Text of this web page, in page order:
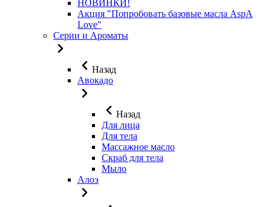
НОВИНКИ!
Акция "Попробовать базовые масла AspA
Love"
Серии и Ароматы
Назад
Авокадо
Назад
Для лица
Для тела
Массажное масло
Скраб для тела
Мыло
Алоэ